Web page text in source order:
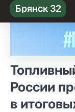
Skip
to content
Брянск 32
России
в